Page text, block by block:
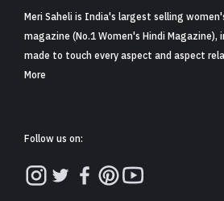
Meri Saheli is India's largest selling
magazine (No.1 Women's Hindi Magazine),
made to touch every aspect and aspect
More
Follow us on: